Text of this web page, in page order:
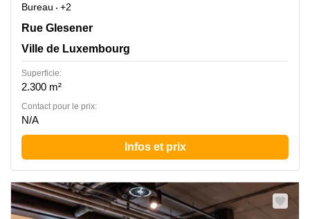
Bureau
+2
Rue Glesener 21, Ville de Luxembourg
Rue Glesener
Ville de Luxembourg
Superficie:
2.300 m²
Contact pour le prix:
N/A
Infos et prix